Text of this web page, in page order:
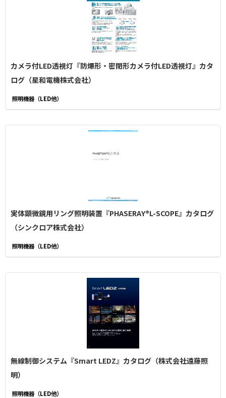
カメラ付LED透視灯『防爆形・密閉形カメラ付LED透視灯』カタ
ログ（星和電機株式会社）
照明機器（LED他）
実体顕微鏡用リング照明装置『PHASERAY®L-SCOPE』カタログ
（シンクロア株式会社）
照明機器（LED他）
無線制御システム『Smart LEDZ』カタログ（株式会社遠藤照
明）
照明機器（LED他）